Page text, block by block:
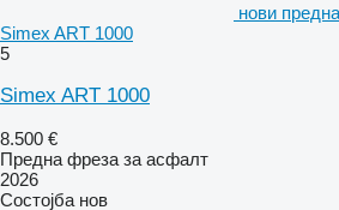
нови
Simex ART 1000
5
Simex ART 1000
8.500 €
Предна фреза за асфалт
2026
Состојба нов